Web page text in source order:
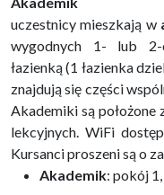
uczestnicy mieszkają w
wygodnych 1- lub 2-
łazienką (1 łazienka
znajdują się części
Akademiki są
lekcyjnych. WiFi
Kursanci proszeni są o
Akademik: pokój